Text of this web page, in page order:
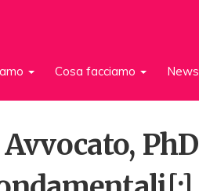
Cosa facciamo News
PhD